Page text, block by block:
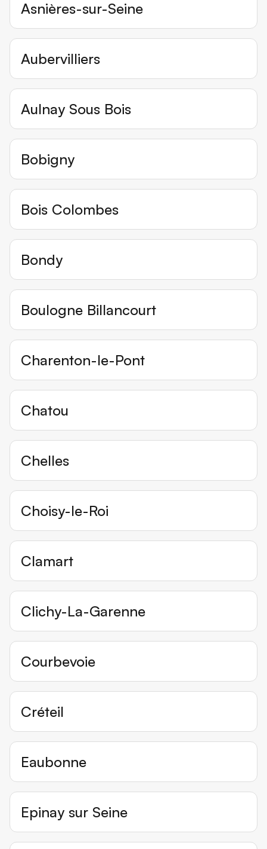
Asnières-sur-Seine
Aubervilliers
Aulnay Sous Bois
Bobigny
Bois Colombes
Bondy
Boulogne Billancourt
Charenton-le-Pont
Chatou
Chelles
Choisy-le-Roi
Clamart
Clichy-La-Garenne
Courbevoie
Créteil
Eaubonne
Epinay sur Seine